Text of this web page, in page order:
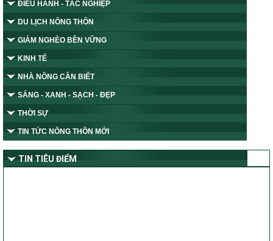
ĐIỀU HÀNH - TÁC NGHIỆP
DU LỊCH NÔNG THÔN
GIẢM NGHÈO BỀN VỮNG
KINH TẾ
NHÀ NÔNG CẦN BIẾT
SÁNG - XANH - SẠCH - ĐẸP
THỜI SỰ
TIN TỨC NÔNG THÔN MỚI
TIN TIÊU ĐIỂM